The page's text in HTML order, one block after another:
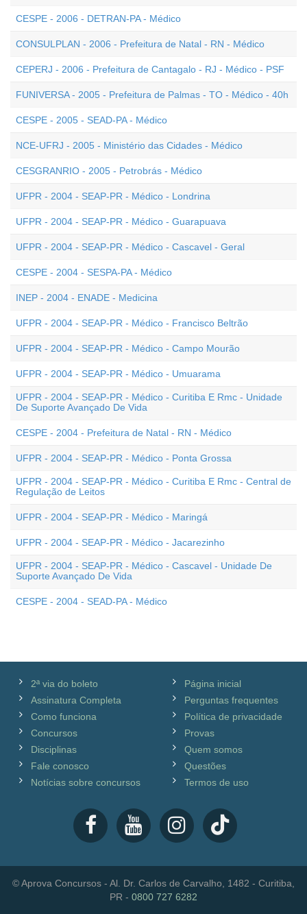
CESPE - 2006 - DETRAN-PA - Médico
CONSULPLAN - 2006 - Prefeitura de Natal - RN - Médico
CEPERJ - 2006 - Prefeitura de Cantagalo - RJ - Médico - PSF
FUNIVERSA - 2005 - Prefeitura de Palmas - TO - Médico - 40h
CESPE - 2005 - SEAD-PA - Médico
NCE-UFRJ - 2005 - Ministério das Cidades - Médico
CESGRANRIO - 2005 - Petrobrás - Médico
UFPR - 2004 - SEAP-PR - Médico - Londrina
UFPR - 2004 - SEAP-PR - Médico - Guarapuava
UFPR - 2004 - SEAP-PR - Médico - Cascavel - Geral
CESPE - 2004 - SESPA-PA - Médico
INEP - 2004 - ENADE - Medicina
UFPR - 2004 - SEAP-PR - Médico - Francisco Beltrão
UFPR - 2004 - SEAP-PR - Médico - Campo Mourão
UFPR - 2004 - SEAP-PR - Médico - Umuarama
UFPR - 2004 - SEAP-PR - Médico - Curitiba E Rmc - Unidade
De Suporte Avançado De Vida
CESPE - 2004 - Prefeitura de Natal - RN - Médico
UFPR - 2004 - SEAP-PR - Médico - Ponta Grossa
UFPR - 2004 - SEAP-PR - Médico - Curitiba E Rmc - Central de
Regulação de Leitos
UFPR - 2004 - SEAP-PR - Médico - Maringá
UFPR - 2004 - SEAP-PR - Médico - Jacarezinho
UFPR - 2004 - SEAP-PR - Médico - Cascavel - Unidade De
Suporte Avançado De Vida
CESPE - 2004 - SEAD-PA - Médico
2ª via do boleto
Assinatura Completa
Como funciona
Concursos
Disciplinas
Fale conosco
Notícias sobre concursos
Página inicial
Perguntas frequentes
Política de privacidade
Provas
Quem somos
Questões
Termos de uso
© Aprova Concursos - Al. Dr. Carlos de Carvalho, 1482 - Curitiba,
PR - 0800 727 6282